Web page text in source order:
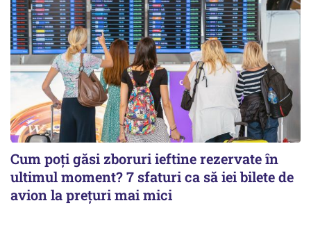
Cum poți găsi zboruri ieftine rezervate în
ultimul moment? 7 sfaturi ca să iei bilete de
avion la prețuri mai mici